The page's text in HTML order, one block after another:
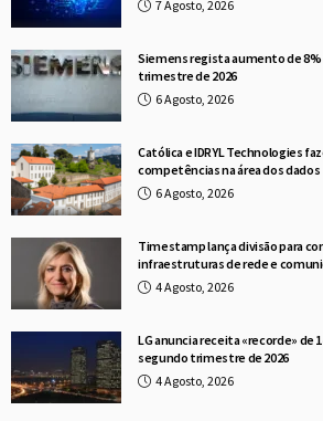
7 Agosto, 2026
Siemens regista aumento de
trimestre de 2026
6 Agosto, 2026
Católica e IDRYL Technologies
competências na área dos dados
6 Agosto, 2026
Timestamp lança divisão para
infraestruturas de rede e
4 Agosto, 2026
LG anuncia receita «recorde» de
segundo trimestre de 2026
4 Agosto, 2026